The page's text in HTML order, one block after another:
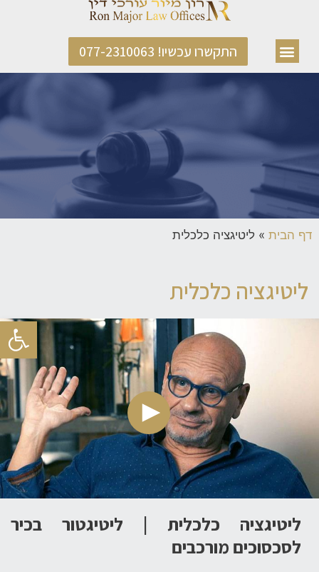
פתח
התקשרו עכשיו! 077-2310063
דף הבית » ליטיגציה כלכלית
ליטיגציה כלכלית
ליטיגציה כלכלית | ליטיגטור בכיר
לסכסוכים מורכבים